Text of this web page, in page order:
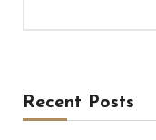
Recent Posts